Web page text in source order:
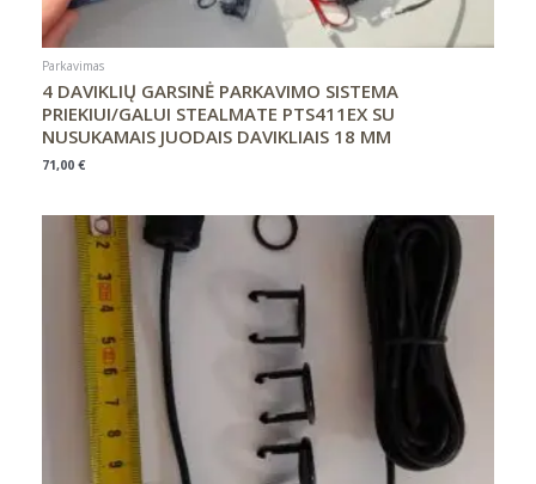
Parkavimas
4 DAVIKLIŲ GARSINĖ PARKAVIMO SISTEMA
PRIEKIUI/GALUI STEALMATE PTS411EX SU
NUSUKAMAIS JUODAIS DAVIKLIAIS 18 MM
71,00 €